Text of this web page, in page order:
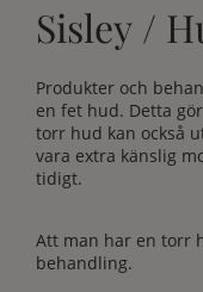
Sisley /
Produkter och
en fet hud. Detta
torr hud kan också
vara extra känslig
tidigt.
Att man har en torr
behandling.